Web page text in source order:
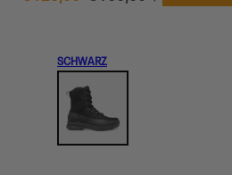
SCHWARZ